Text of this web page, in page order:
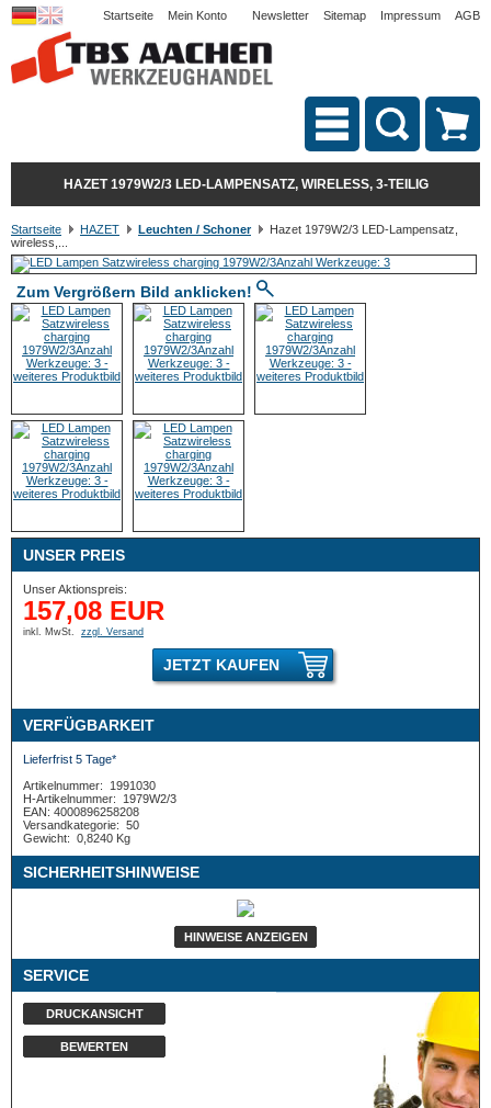
Startseite Mein Konto Newsletter Sitemap Impressum AGB
HAZET 1979W2/3 LED-LAMPENSATZ, WIRELESS, 3-TEILIG
Startseite HAZET Leuchten / Schoner
Hazet 1979W2/3 LED-Lampensatz,
wireless,...
Zum Vergrößern Bild anklicken!
UNSER PREIS
Unser Aktionspreis:
157,08 EUR
inkl. MwSt. zzgl. Versand
JETZT KAUFEN
VERFÜGBARKEIT
Lieferfrist 5 Tage*
Artikelnummer:
1991030
H-Artikelnummer:
1979W2/3
EAN: 4000896258208
Versandkategorie: 50
Gewicht: 0,8240 Kg
SICHERHEITSHINWEISE
HINWEISE ANZEIGEN
SERVICE
DRUCKANSICHT
BEWERTEN